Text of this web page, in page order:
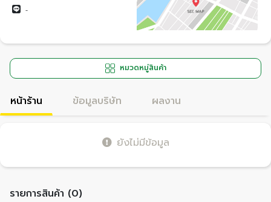
-
หมวดหมู่สินค้า
หน้าร้าน ข้อมูลบริษัท ผลงาน
ยังไม่มีข้อมูล
รายการสินค้า (0)